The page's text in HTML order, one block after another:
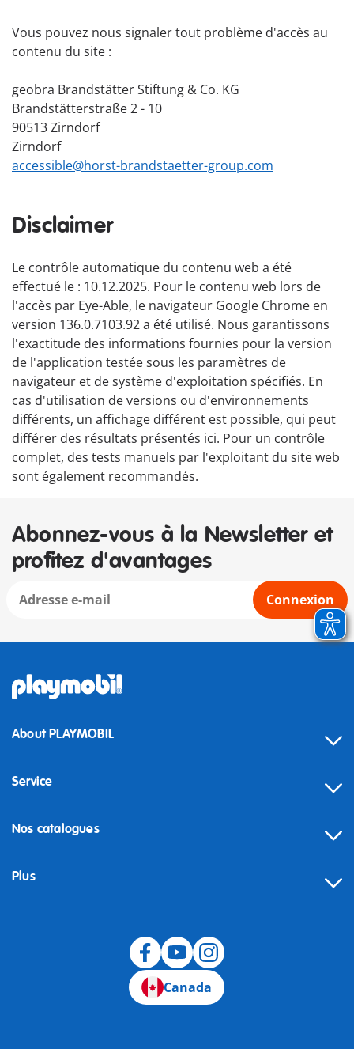
Vous pouvez nous signaler tout problème d'accès au
contenu du site :
geobra Brandstätter Stiftung & Co. KG
Brandstätterstraße 2 - 10
90513 Zirndorf
Zirndorf
accessible@horst-brandstaetter-group.com
Disclaimer
Le contrôle automatique du contenu web a été
effectué le : 10.12.2025. Pour le contenu web lors de
l'accès par Eye-Able, le navigateur Google Chrome en
version 136.0.7103.92 a été utilisé. Nous garantissons
l'exactitude des informations fournies pour la version
de l'application testée sous les paramètres de
navigateur et de système d'exploitation spécifiés. En
cas d'utilisation de versions ou d'environnements
différents, un affichage différent est possible, qui peut
différer des résultats présentés ici. Pour un contrôle
complet, des tests manuels par l'exploitant du site web
sont également recommandés.
Abonnez-vous à la Newsletter et
profitez d'avantages
Connexion
About PLAYMOBIL
Service
Nos catalogues
Plus
Canada